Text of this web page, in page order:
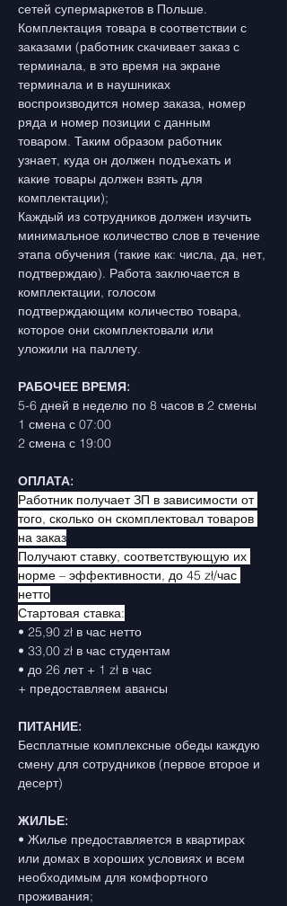
сетей супермаркетов в Польше.
Комплектация товара в соответствии с
заказами (работник скачивает заказ с
терминала, в это время на экране
терминала и в наушниках
воспроизводится номер заказа, номер
ряда и номер позиции с данным
товаром. Таким образом работник
узнает, куда он должен подъехать и
какие товары должен взять для
комплектации);
Каждый из сотрудников должен изучить
минимальное количество слов в течение
этапа обучения (такие как: числа, да, нет,
подтверждаю). Работа заключается в
комплектации, голосом
подтверждающим количество товара,
которое они скомплектовали или
уложили на паллету.
РАБОЧЕЕ ВРЕМЯ:
5-6 дней в неделю по 8 часов в 2 смены
1 смена с 07:00
2 смена с 19:00
ОПЛАТА:
Работник получает ЗП в зависимости от
того, сколько он скомплектовал товаров
на заказ
Получают ставку, соответствующую их
норме – эффективности, до 45 zł/час
нетто
Стартовая ставка:
• 25,90 zł в час нетто
• 33,00 zł в час студентам
• до 26 лет + 1 zł в час
+ предоставляем авансы
ПИТАНИЕ:
Бесплатные комплексные обеды каждую
смену для сотрудников (первое второе и
десерт)
ЖИЛЬЕ:
• Жилье предоставляется в квартирах
или домах в хороших условиях и всем
необходимым для комфортного
проживания;